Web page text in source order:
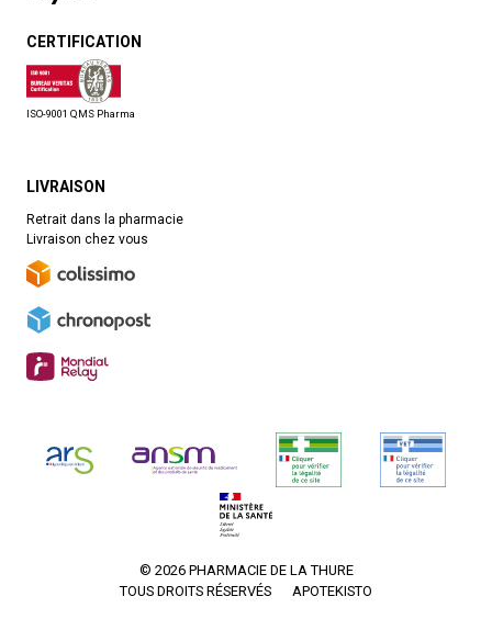
CERTIFICATION
ISO-9001 QMS Pharma
LIVRAISON
Retrait dans la pharmacie
Livraison chez vous
© 2026 PHARMACIE DE LA THURE
TOUS DROITS RÉSERVÉS
APOTEKISTO